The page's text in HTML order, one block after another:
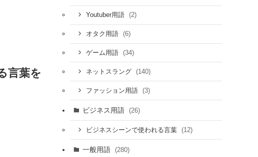
言葉を
Youtuber用語 (2)
オタク用語 (6)
ゲーム用語 (34)
ネットスラング (140)
ファッション用語 (3)
ビジネス用語 (26)
ビジネスシーンで使われる言葉 (12)
一般用語 (280)